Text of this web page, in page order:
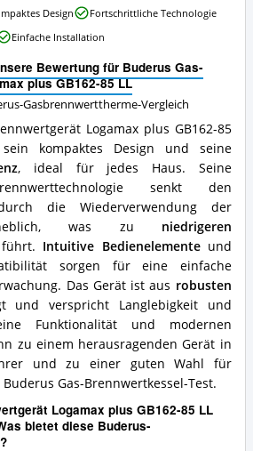
Bewertung für Buderus Gas-
plus GB162-85 LL
Gasbrennwerttherme-Vergleich
Logamax plus GB162-85
kompaktes Design und seine
, ideal für jedes Haus. Seine
senkt den
die Wiederverwendung der
was zu niedrigeren
führt. Intuitive Bedienelementeund
sorgen für eine einfache
Das Gerät ist aus robusten
und verspricht Langlebigkeit und
Funktionalität und modernen
zu einem herausragenden Gerät in
und zu einer guten Wahl für
Gas-Brennwertkessel-Test.
Logamax plus GB162-85 LL
bietet diese Buderus-
Design
Fortschrittliche Technologie
Einfache Installation